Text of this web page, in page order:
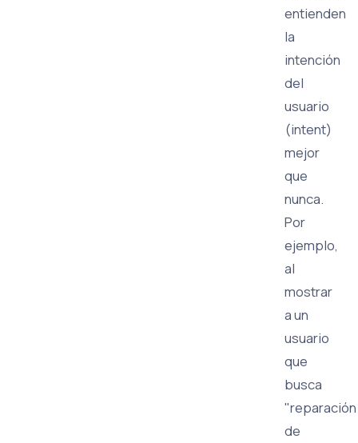
entienden
la
intención
del
usuario
(intent)
mejor
que
nunca.
Por
ejemplo,
al
mostrar
a un
usuario
que
busca
"reparación
de